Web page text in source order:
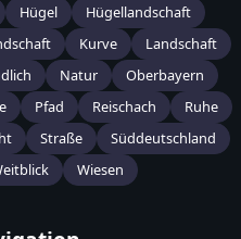
Hügel
Hügellandschaft
Kurve
Landschaft
Natur
Oberbayern
Pfad Reischach
Ruhe
Straße
Süddeutschland
Wiesen